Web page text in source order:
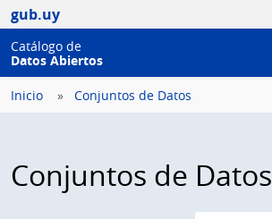
gub.uy
Catálogo de
Datos Abiertos
Inicio Conjuntos de Datos
Conjuntos de Datos